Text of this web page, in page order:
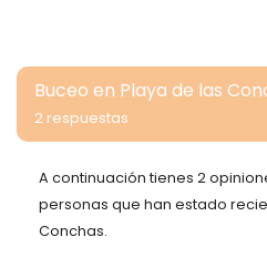
Buceo en Playa de las
2 respuestas
A continuación tienes 2
personas que han estado
Conchas.